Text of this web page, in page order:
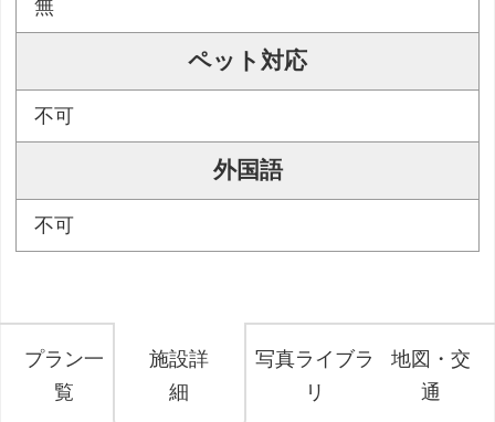
無
ペット対応
不可
外国語
不可
プラン一
覧
施設詳
細
写真ライブラ
リ
地図・交
通